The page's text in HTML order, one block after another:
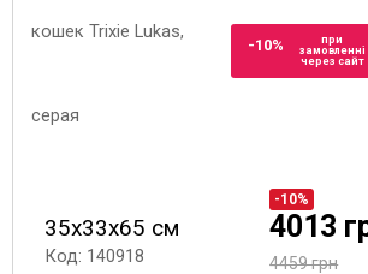
-10%
при
замовленні
через сайт
35х33х65 см
Код: 140918
-10%
4013
4459 грн